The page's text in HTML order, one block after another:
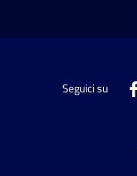
Seguici su